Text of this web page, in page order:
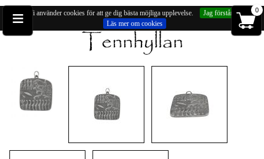
Vi använder cookies för att ge dig bästa möjliga upplevelse.
Jag förstår
Läs mer om cookies
≡ 0
» Hänge, hällristningar från kiviksgraven (ca 38mm)